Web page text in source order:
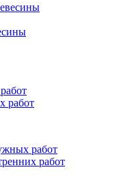
работ
работ
работ